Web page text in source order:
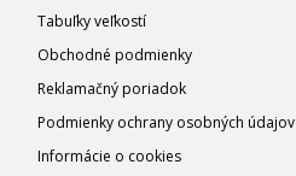
Tabuľky veľkostí
Obchodné podmienky
Reklamačný poriadok
Podmienky ochrany osobných údajov
Informácie o cookies